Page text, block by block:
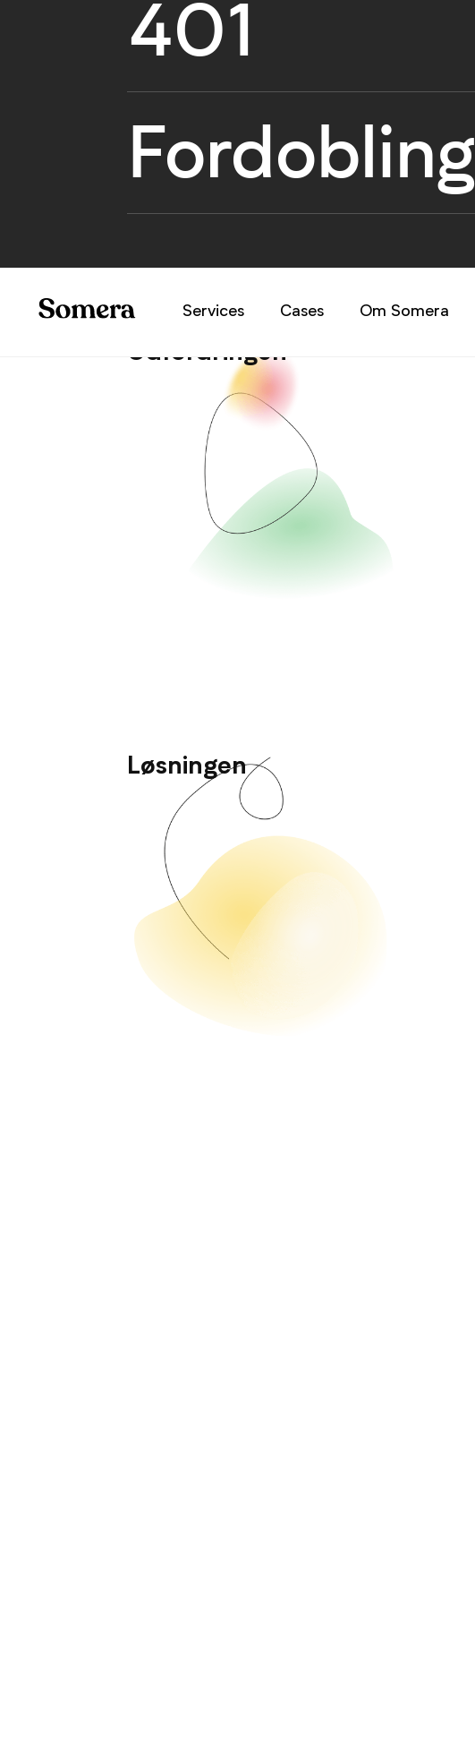
401
Fordobling
Services Cases Om Somera
Udfordringen
Løsningen